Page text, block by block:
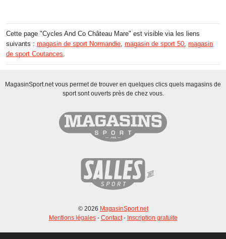
Cette page "Cycles And Co Château Mare" est visible via les liens
suivants : magasin de sport Normandie magasin de sport 50 magasin
de sport Coutances
MagasinSport.net vous permet de trouver en quelques clics quels magasins de
sport sont ouverts près de chez vous.
© 2026 MagasinSport.net
Mentions légales- Contact- Inscription gratuite